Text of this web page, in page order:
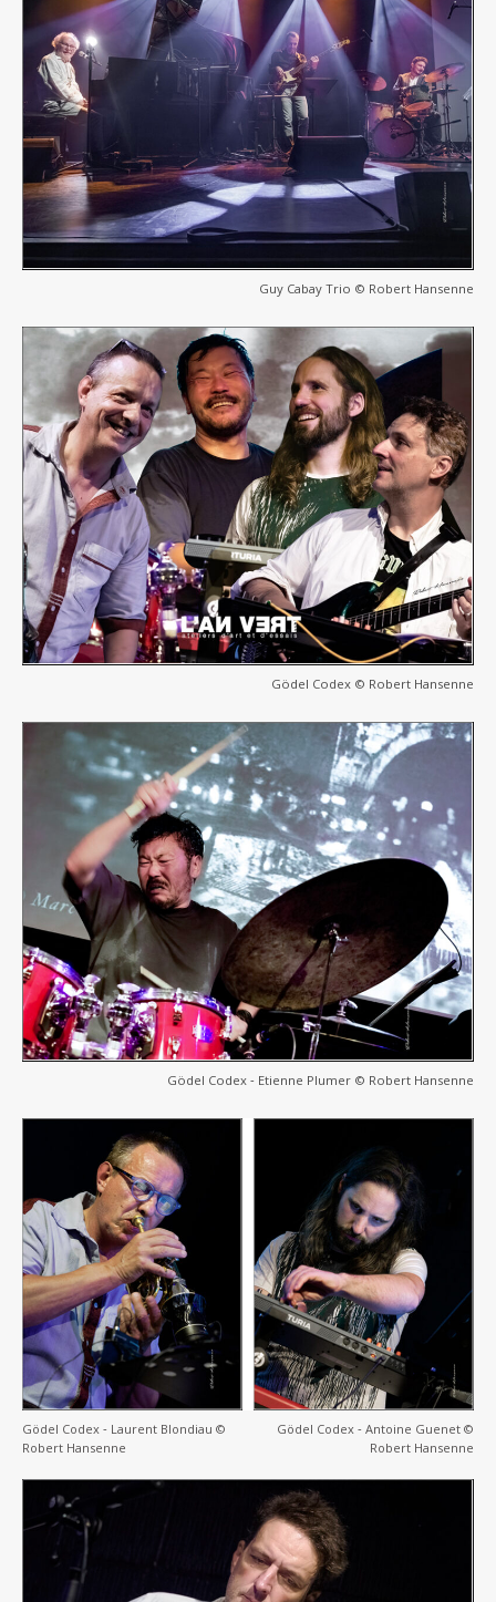
Guy Cabay Trio © Robert Hansenne
Gödel Codex © Robert Hansenne
Gödel Codex ‐ Etienne Plumer © Robert Hansenne
Gödel Codex ‐ Laurent Blondiau ©
Robert Hansenne
Gödel Codex ‐ Antoine Guenet ©
Robert Hansenne